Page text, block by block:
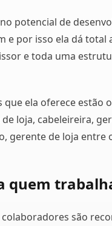
potencial de
e por isso ela dá
e toda uma
ela oferece estão
loja, cabeleireira,
gerente de loja entre
quem
são